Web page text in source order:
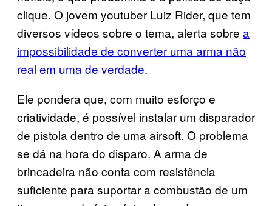
clique. O jovem youtuber Luiz Rider, que tem
diversos vídeos sobre o tema, alerta sobre a
impossibilidade de converter uma arma não
real em uma de verdade.
Ele pondera que, com muito esforço e
criatividade, é possível instalar um disparador
de pistola dentro de uma airsoft. O problema
se dá na hora do disparo. A arma de
brincadeira não conta com resistência
suficiente para suportar a combustão de um